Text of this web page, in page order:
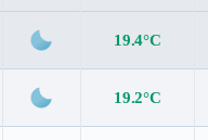
19.4°C
19.2°C